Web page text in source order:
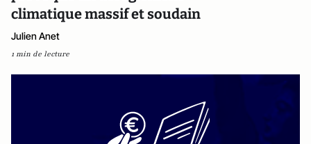
climatique massif et soudain
Julien Anet
1 min de lecture